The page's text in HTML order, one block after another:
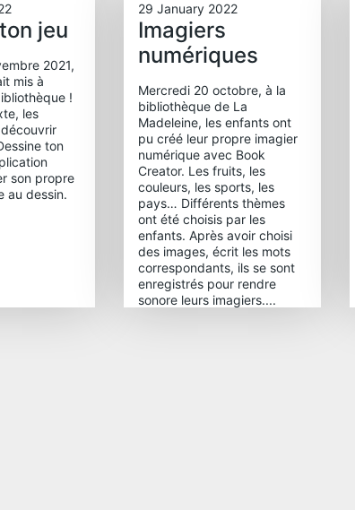
jeu
2021,
mis à
!
les
ton
son propre
au dessin.
29 January 2022
Imagiers
numériques
Mercredi 20 octobre, à la
bibliothèque de La
Madeleine, les enfants ont
pu créé leur propre imagier
numérique avec Book
Creator. Les fruits, les
couleurs, les sports, les
pays… Différents thèmes
ont été choisis par les
enfants. Après avoir choisi
des images, écrit les mots
correspondants, ils se sont
enregistrés pour rendre
sonore leurs imagiers....